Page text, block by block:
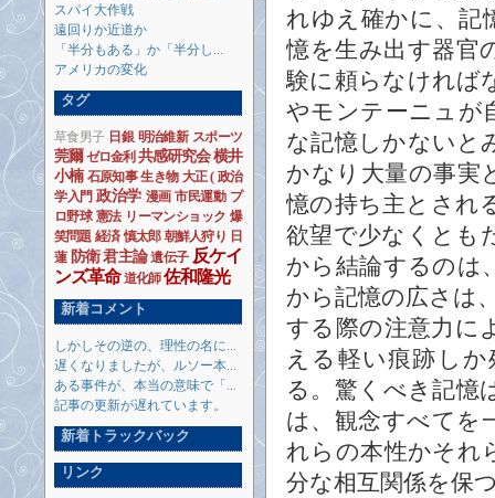
れゆえ確かに、記
憶を生み出す器官
験に頼らなければ
やモンテーニュが
な記憶しかないと
かなり大量の事実
憶の持ち主とされ
欲望で少なくとも
から結論するのは
から記憶の広さは
する際の注意力に
える軽い痕跡し
る。驚くべき記憶
は、観念すべてを
れらの本性かそれ
分な相互関係を保
スパイ大作戦
遠回りか近道か
「半分もある」か「半分し...
アメリカの変化
タグ
草食男子 日銀 明治維新 スポーツ
莞爾 ゼロ金利 共感研究会 横井
小楠 石原知事 生き物 大正 ( 政治
学入門 政治学 漫画 市民運動 プ
ロ野球 憲法 リーマンショック 爆
笑問題 経済 慎太郎 朝鮮人狩り 日
蓮 防衛 君主論 遺伝子 反ケイ
ンズ革命 道化師 佐和隆光
新着コメント
しかしその逆の、理性の名に...
遅くなりましたが、ルソー本...
ある事件が、本当の意味で「...
記事の更新が遅れています。
新着トラックバック
リンク